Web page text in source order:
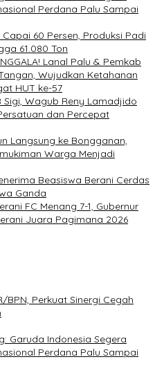
Perdana Palu Sampai
60 Persen, Produksi Padi
61.080 Ton
Lanal Palu & Pemkab
Wujudkan Ketahanan
HUT ke-57
Sigi, Wagub Reny Lamadjido
dan Percepat
Langsung ke Bongganan,
Warga Menjadi
Beasiswa Berani Cerdas
Ganda
FC Menang 7-1, Gubernur
Juara Pagimana 2026
BPN, Perkuat Sinergi Cegah
Garuda Indonesia Segera
Perdana Palu Sampai